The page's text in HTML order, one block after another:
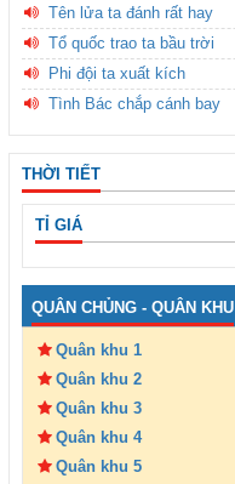
Tên lửa ta đánh rất hay
Tổ quốc trao ta bầu trời
Phi đội ta xuất kích
Tình Bác chắp cánh bay
THỜI TIẾT
TỈ GIÁ
QUÂN CHỦNG - QUÂN KHU
Quân khu 1
Quân khu 2
Quân khu 3
Quân khu 4
Quân khu 5